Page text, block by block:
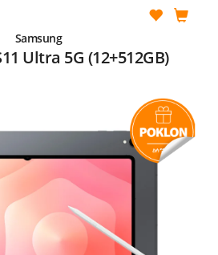
Samsung
Ultra 5G (12+512GB)